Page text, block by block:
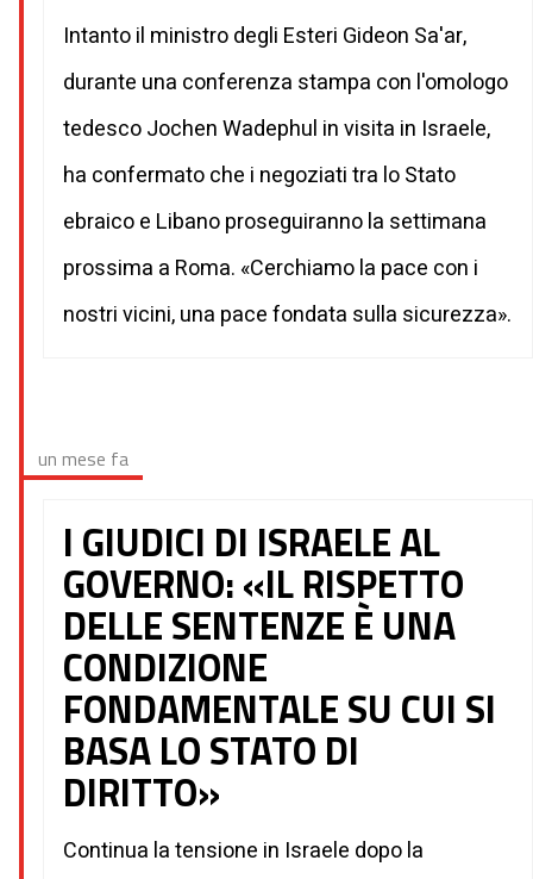
Intanto il ministro degli Esteri Gideon Sa'ar,
durante una conferenza stampa con l'omologo
tedesco Jochen Wadephul in visita in Israele,
ha confermato che i negoziati tra lo Stato
ebraico e Libano proseguiranno la settimana
prossima a Roma. «Cerchiamo la pace con i
nostri vicini, una pace fondata sulla sicurezza».
un mese fa
I GIUDICI DI ISRAELE AL
GOVERNO: «IL RISPETTO
DELLE SENTENZE È UNA
CONDIZIONE
FONDAMENTALE SU CUI SI
BASA LO STATO DI
DIRITTO»
Continua la tensione in Israele dopo la